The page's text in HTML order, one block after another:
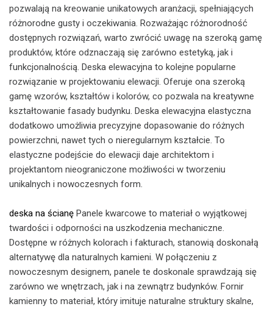
pozwalają na kreowanie unikatowych aranżacji, spełniających
różnorodne gusty i oczekiwania. Rozważając różnorodność
dostępnych rozwiązań, warto zwrócić uwagę na szeroką gamę
produktów, które odznaczają się zarówno estetyką, jak i
funkcjonalnością. Deska elewacyjna to kolejne popularne
rozwiązanie w projektowaniu elewacji. Oferuje ona szeroką
gamę wzorów, kształtów i kolorów, co pozwala na kreatywne
kształtowanie fasady budynku. Deska elewacyjna elastyczna
dodatkowo umożliwia precyzyjne dopasowanie do różnych
powierzchni, nawet tych o nieregularnym kształcie. To
elastyczne podejście do elewacji daje architektom i
projektantom nieograniczone możliwości w tworzeniu
unikalnych i nowoczesnych form.
deska na ścianę Panele kwarcowe to materiał o wyjątkowej
twardości i odporności na uszkodzenia mechaniczne.
Dostępne w różnych kolorach i fakturach, stanowią doskonałą
alternatywę dla naturalnych kamieni. W połączeniu z
nowoczesnym designem, panele te doskonale sprawdzają się
zarówno we wnętrzach, jak i na zewnątrz budynków. Fornir
kamienny to materiał, który imituje naturalne struktury skalne,